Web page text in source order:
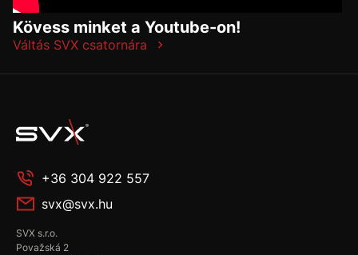
Kövess minket a Youtube-on!
Váltás SVX csatornára
+36 304 922 557
svx@svx.hu
SVX s.r.o.
Považská 2